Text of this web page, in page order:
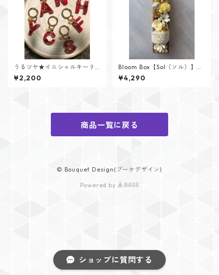
ショップに質問する
うるツヤ★イニシャルキーリ
ング【Glitter Heartシリー
ズ】
¥2,200
Bloom Box【Sol（ソル）】メ
ッセージカード付けられます✨
¥4,290
商品一覧に戻る
© Bouquet Design(ブーケデザイン)
Powered by